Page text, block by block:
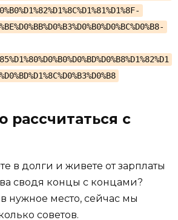
рассчитаться с
в долги и живете от зарплаты
сводя концы с концами?
нужное место, сейчас мы
советов.